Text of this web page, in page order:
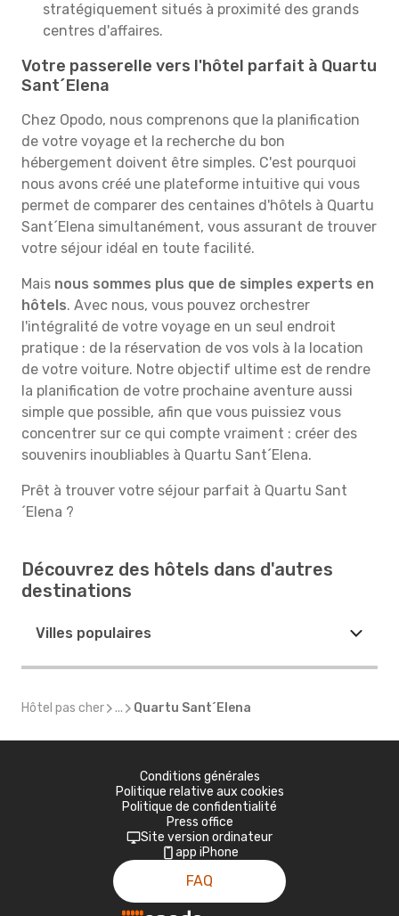
stratégiquement situés à proximité des grands
centres d'affaires.
Votre passerelle vers l'hôtel parfait à Quartu
Sant´Elena
Chez Opodo, nous comprenons que la planification
de votre voyage et la recherche du bon
hébergement doivent être simples. C'est pourquoi
nous avons créé une plateforme intuitive qui vous
permet de comparer des centaines d'hôtels à Quartu
Sant´Elena simultanément, vous assurant de trouver
votre séjour idéal en toute facilité.
Mais nous sommes plus que de simples experts en
hôtels. Avec nous, vous pouvez orchestrer
l'intégralité de votre voyage en un seul endroit
pratique : de la réservation de vos vols à la location
de votre voiture. Notre objectif ultime est de rendre
la planification de votre prochaine aventure aussi
simple que possible, afin que vous puissiez vous
concentrer sur ce qui compte vraiment : créer des
souvenirs inoubliables à Quartu Sant´Elena.
Prêt à trouver votre séjour parfait à Quartu Sant
´Elena ?
Découvrez des hôtels dans d'autres
destinations
Villes populaires
Hôtel pas cher ... Quartu Sant´Elena
Conditions générales
Politique relative aux cookies
Politique de confidentialité
Press office
Site version ordinateur
app iPhone
FAQ